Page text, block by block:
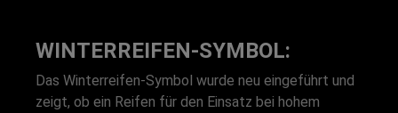
WINTERREIFEN-SYMBOL:
Das Winterreifen-Symbol wurde neu eingeführt und
zeigt, ob ein Reifen für den Einsatz bei hohem